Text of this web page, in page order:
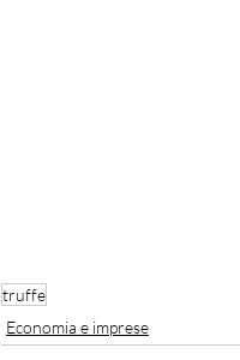
truffe
Economia e imprese